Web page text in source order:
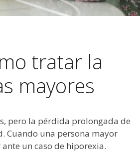
tratar la
mayores
pero la pérdida prolongada de
Cuando una persona mayor
un caso de hiporexia.